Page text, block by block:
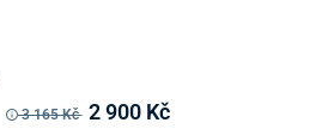
3 165 Kč 2 900 Kč